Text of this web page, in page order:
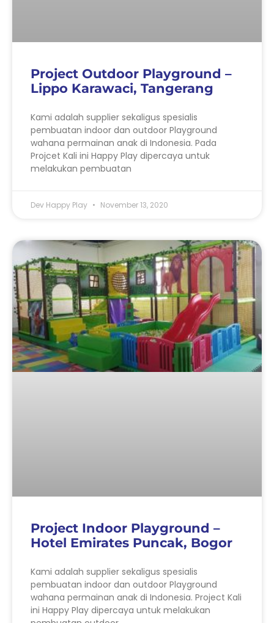
Project Outdoor Playground –
Lippo Karawaci, Tangerang
Kami adalah supplier sekaligus spesialis
pembuatan indoor dan outdoor Playground
wahana permainan anak di Indonesia. Pada
Projcet Kali ini Happy Play dipercaya untuk
melakukan pembuatan
Dev Happy Play November 13, 2020
Project Indoor Playground –
Hotel Emirates Puncak, Bogor
Kami adalah supplier sekaligus spesialis
pembuatan indoor dan outdoor Playground
wahana permainan anak di Indonesia. Project Kali
ini Happy Play dipercaya untuk melakukan